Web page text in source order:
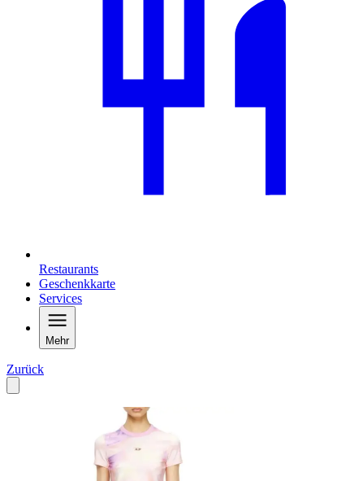
Restaurants
Geschenkkarte
Services
Mehr
Zurück